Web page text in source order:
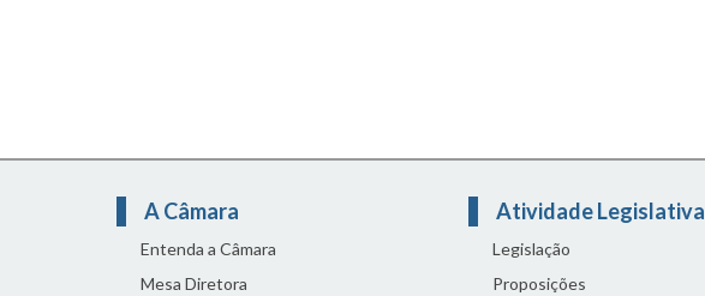
A Câmara
Entenda a Câmara
Mesa Diretora
Atividade Legislativa
Legislação
Proposições